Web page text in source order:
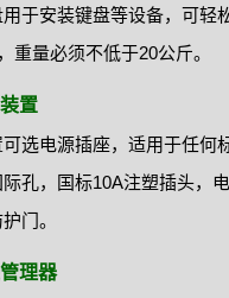
于安装键盘等设备，可轻
重量必须不低于20公斤。
置
选电源插座，适用于任何
孔，国标10A注塑插头，
门。
理器